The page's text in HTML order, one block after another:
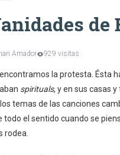
de
Amador 929 visitas
la protesta. Ésta
spirituals, y en sus casas
temas de las canciones
todo el sentido cuando se
rodea.